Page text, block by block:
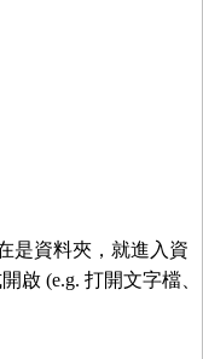
是資料夾，就進入資
啟 (e.g. 打開文字檔、